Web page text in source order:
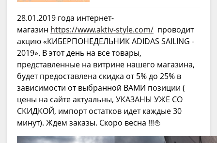
28.01.2019 года интернет-
магазин https://www.aktiv-style.com/ проводит
акцию «КИБЕРПОНЕДЕЛЬНИК ADIDAS SAILING -
2019». В этот день на все товары,
представленные на витрине нашего магазина,
будет предоставлена скидка от 5% до 25% в
зависимости от выбранной ВАМИ позиции (
цены на сайте актуальны, УКАЗАНЫ УЖЕ СО
СКИДКОЙ, импорт остатков идет каждые 30
минут). Ждем заказы. Скоро весна !!!⛵️